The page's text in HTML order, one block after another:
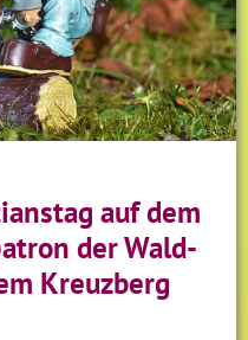
auf dem
der Wald-
Kreuzberg